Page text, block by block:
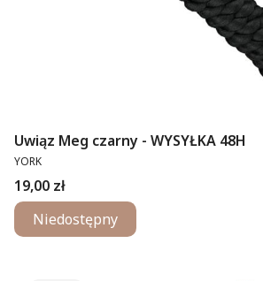
Uwiąz Meg czarny - WYSYŁKA 48H
PRODUCENT
YORK
Cena
19,00 zł
Niedostępny